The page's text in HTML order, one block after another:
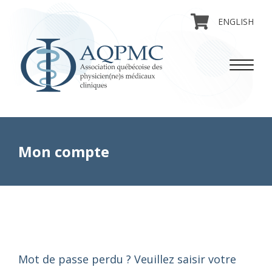
ENGLISH
Mon compte
Mot de passe perdu ? Veuillez saisir votre